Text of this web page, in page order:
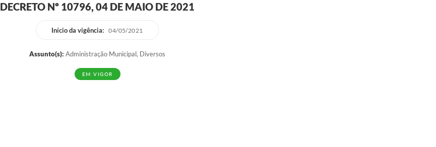
DECRETO Nº 10796, 04 DE MAIO DE 2021
Início da vigência: 04/05/2021
Assunto(s): Administração Municipal, Diversos
EM VIGOR